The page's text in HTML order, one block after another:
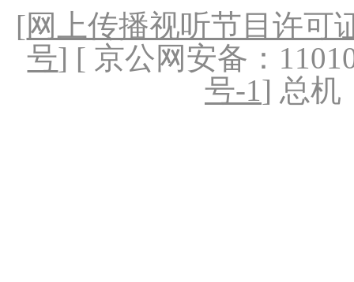
[网上传播视听节目许可
号] [ 京公网安备：
号-1] 总机